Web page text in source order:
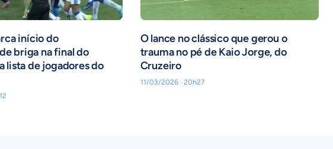
início do
briga na final do
lista de jogadores do
O lance no clássico que gerou o
trauma no pé de Kaio Jorge, do
Cruzeiro
11/03/2026 · 20h27